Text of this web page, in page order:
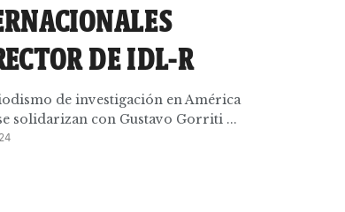
DE IDL-R
de investigación en América
solidarizan con Gustavo Gorriti ...